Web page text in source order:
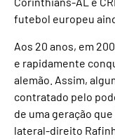
futebol europeu
Aos 20 anos, em
e rapidamente
alemão. Assim,
contratado pelo
de uma geração
lateral-direito